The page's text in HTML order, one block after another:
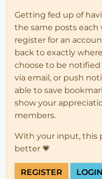
Getting fed up of
the same posts each
register for an
back to exactly
choose to be
via email, or push
able to save
show your
members.
With your input, this
better 💗
REGISTER LOGIN